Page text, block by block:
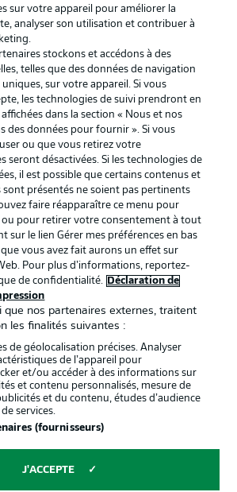
Conditions d’utilisation des
Gérer mes préférences
Diffuseurs
Contact
Joueurs
Bundesliga-Gruppe GmbH
votre langue
sur votre appareil pour améliorer la
analyser son utilisation et contribuer à
stockons et accédons à des
telles que des données de navigation
sur votre appareil. Si vous
les technologies de suivi prendront en
dans la section « Nous et nos
des données pour fournir ». Si vous
ou que vous retirez votre
seront désactivées. Si les technologies de
il est possible que certains contenus et
sont présentés ne soient pas pertinents
faire réapparaître ce menu pour
pour retirer votre consentement à tout
sur le lien Gérer mes préférences en bas
vous avez fait aurons un effet sur
Pour plus d’informations, reportez-
de confidentialité.
Déclaration de
que nos partenaires externes, traitent
les finalités suivantes :
de géolocalisation précises. Analyser
de l’appareil pour
et/ou accéder à des informations sur
et contenu personnalisés, mesure de
et du contenu, études d’audience
services.
(fournisseurs)
J'ACCEPTE